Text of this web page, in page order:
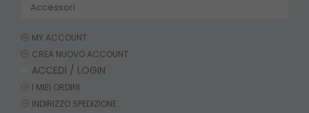
Accessori
MY ACCOUNT
CREA NUOVO ACCOUNT
ACCEDI / LOGIN
I MIEI ORDINI
INDIRIZZO SPEDIZIONE